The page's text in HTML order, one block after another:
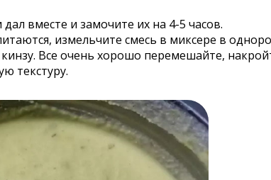
вместе и замочите их на 4-5 часов.
измельчите смесь в миксере в
кинзу. Все очень хорошо перемешайте,
текстуру.